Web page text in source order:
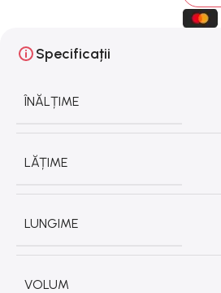
Specificații
ÎNĂLȚIME
LĂȚIME
LUNGIME
VOLUM